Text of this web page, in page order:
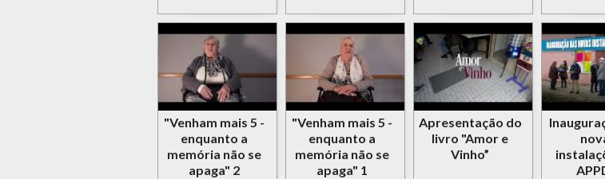
"Venham mais 5 -
enquanto a
memória não se
apaga" 2
"Venham mais 5 -
enquanto a
memória não se
apaga" 1
Apresentação do
livro "Amor e
Vinho”